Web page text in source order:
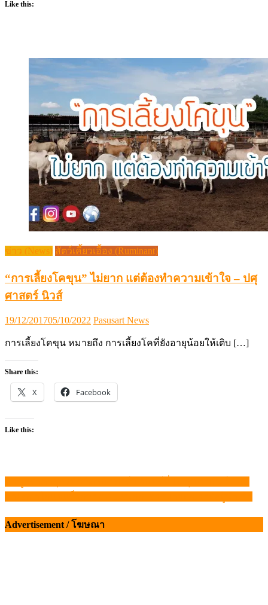
Like this:
ข่าว (News) สัตว์เคี้ยวเอื้อง (Ruminant)
“การเลี้ยงโคขุน” ไม่ยาก แต่ต้องทำความเข้าใจ – ปศุ
ศาสตร์ นิวส์
Posted
19/12/201705/10/2022 Author
Pasusart News
การเลี้ยงโคขุน หมายถึง การเลี้ยงโคที่ยังอายุน้อยให้เติบ […]
Share this:
X Facebook
Like this:
แนะแนว
Advertisement / โฆษณา